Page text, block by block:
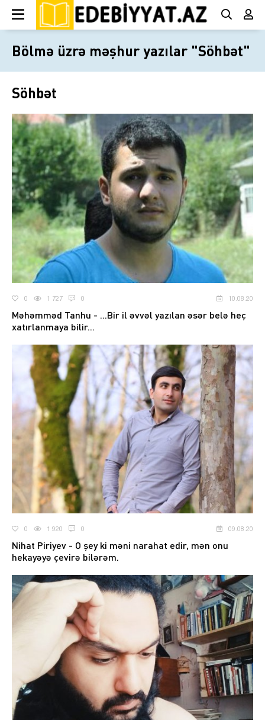
Bölmə üzrə məşhur yazılar "Söhbət"
Söhbət
0 1 727 0 10.08.20
Məhəmməd Tanhu - ...Bir il əvvəl yazılan əsər belə heç
xatırlanmaya bilir...
0 1 920 0 09.08.20
Nihat Piriyev - O şey ki məni narahat edir, mən onu
hekayəyə çevirə bilərəm.